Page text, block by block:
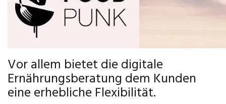
Vor allem bietet die digitale
Ernährungsberatung dem Kunden
eine erhebliche Flexibilität.